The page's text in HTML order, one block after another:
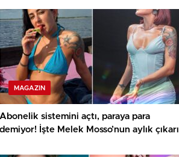
MAGAZIN
Abonelik sistemini açtı, paraya para
demiyor! İşte Melek Mosso’nun aylık çıkarı